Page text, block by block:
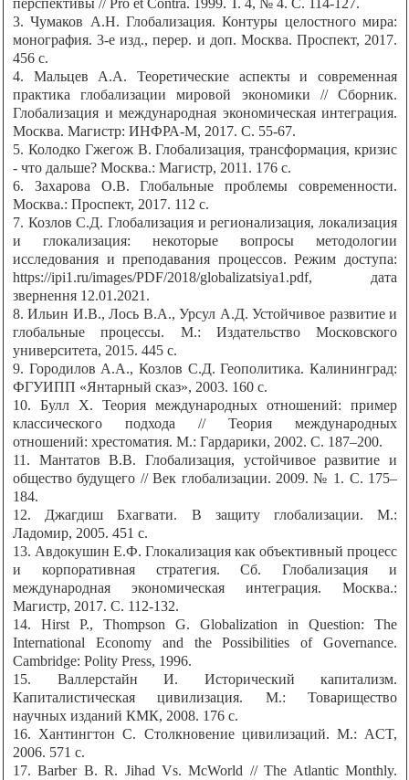
перспективы // Pro et Соntrа. 1999. Т. 4, № 4. C. 114-127.
3. Чумаков А.Н. Глобализация. Контуры целостного мира:
монография. 3-е изд., перер. и доп. Москва. Проспект, 2017.
456 с.
4. Мальцев А.А. Теоретические аспекты и современная
практика глобализации мировой экономики // Сборник.
Глобализация и международная экономическая интеграция.
Москва. Магистр: ИНФРА-М, 2017. С. 55-67.
5. Колодко Гжегож В. Глобализация, трансформация, кризис
- что дальше? Москва.: Магистр, 2011. 176 с.
6. Захарова О.В. Глобальные проблемы современности.
Москва.: Проспект, 2017. 112 с.
7. Козлов С.Д. Глобализация и регионализация, локализация
и глокализация: некоторые вопросы методологии
исследования и преподавания процессов. Режим доступа:
https://ipi1.ru/images/PDF/2018/globalizatsiya1.pdf, дата
звернення 12.01.2021.
8. Ильин И.В., Лось В.А., Урсул А.Д. Устойчивое развитие и
глобальные процессы. М.: Издательство Московского
университета, 2015. 445 с.
9. Городилов А.А., Козлов С.Д. Геополитика. Калининград:
ФГУИПП «Янтарный сказ», 2003. 160 с.
10. Булл X. Теория международных отношений: пример
классического подхода // Теория международных
отношений: хрестоматия. М.: Гардарики, 2002. С. 187‒200.
11. Мантатов В.В. Глобализация, устойчивое развитие и
общество будущего // Век глобализации. 2009. № 1. С. 175‒
184.
12. Джагдиш Бхагвати. В защиту глобализации. М.:
Ладомир, 2005. 451 с.
13. Авдокушин Е.Ф. Глокализация как объективный процесс
и корпоративная стратегия. Сб. Глобализация и
международная экономическая интеграция. Москва.:
Магистр, 2017. С. 112-132.
14. Hirst P., Thompson G. Globalization in Question: The
International Economy and the Possibilities of Governance.
Cambridge: Polity Press, 1996.
15. Валлерстайн И. Исторический капитализм.
Капиталистическая цивилизация. М.: Товарищество
научных изданий КМК, 2008. 176 с.
16. Хантингтон С. Столкновение цивилизаций. М.: ACT,
2006. 571 с.
17. Barber B. R. Jihad Vs. McWorld // The Atlantic Monthly.